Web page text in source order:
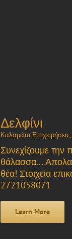
Δελφίνι
Καλαμάτα Επιχειρήσεις,
Συνεχίζουμε
θάλασσα...
θέα! Στοιχεία
2721058071
Learn More